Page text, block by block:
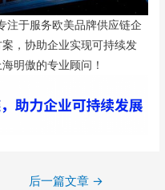
注于服务欧美品牌供应链企
，协助企业实现可持续发
明傲的专业顾问！
后一篇文章 →